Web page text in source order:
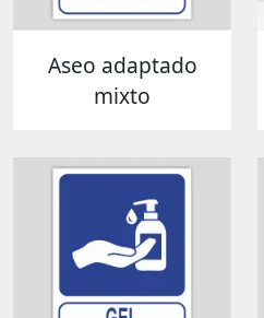
Aseo adaptado
mixto